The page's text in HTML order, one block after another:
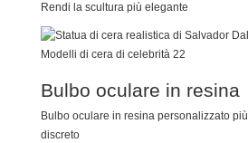
Rendi la scultura più elegante
Bulbo oculare in resina
Bulbo oculare in resina personalizzato più
discreto